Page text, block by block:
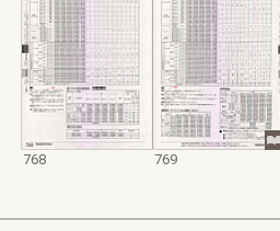
768 769